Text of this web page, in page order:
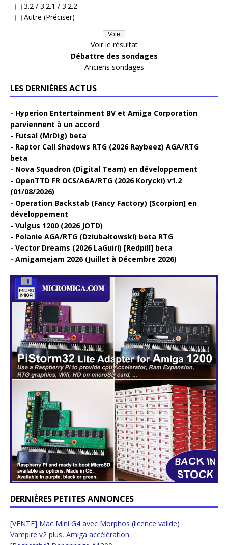
3.2 / 3.2.1 / 3.2.2
Autre (Préciser)
Voir le résultat
Débattre des sondages
Anciens sondages
LES DERNIÈRES ACTUS
Hyperion Entertainment BV et Amiga Corporation
parviennent à un accord
Futsal (MrDig) beta
Raptor Call Shadows RTG (2026 Raybeez) AGA/RTG
beta
Nova Squadron (Digital Team) en développement
OpenTTD FR OCS/AGA/RTG (2026 Korycki) v1.2
(01/08/2026)
Operation Backstab (Fancy Factory) [Scorpion] en
développement
Vulgus 1200 (2026 JOTD)
Polanie AGA/RTG (Dziubałtowski) beta RTG
Vector Dreams (2026 LaGuiri) [Redpill] beta
Amigamejam 2026 (Juillet à Décembre 2026)
DERNIÈRES PETITES ANNONCES
[VENTE] Mac Mini G4 avec Morphos (licence valide)
Vampire v2 plus, Amiga accélération